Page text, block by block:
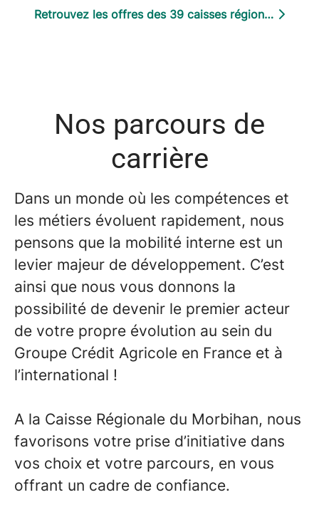
Retrouvez les offres des 39 caisses régionales
Nos parcours de
carrière
Dans un monde où les compétences et
les métiers évoluent rapidement, nous
pensons que la mobilité interne est un
levier majeur de développement. C’est
ainsi que nous vous donnons la
possibilité de devenir le premier acteur
de votre propre évolution au sein du
Groupe Crédit Agricole en France et à
l’international !
A la Caisse Régionale du Morbihan, nous
favorisons votre prise d’initiative dans
vos choix et votre parcours, en vous
offrant un cadre de confiance.